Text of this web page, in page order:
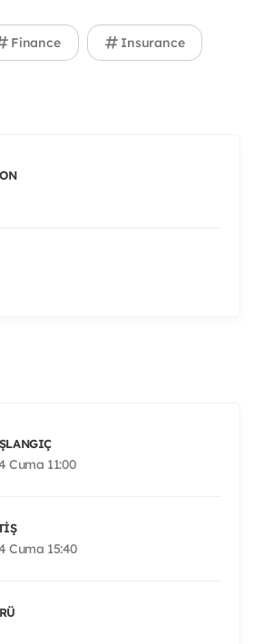
Finance Insurance
Cuma 11:00
Cuma 15:40